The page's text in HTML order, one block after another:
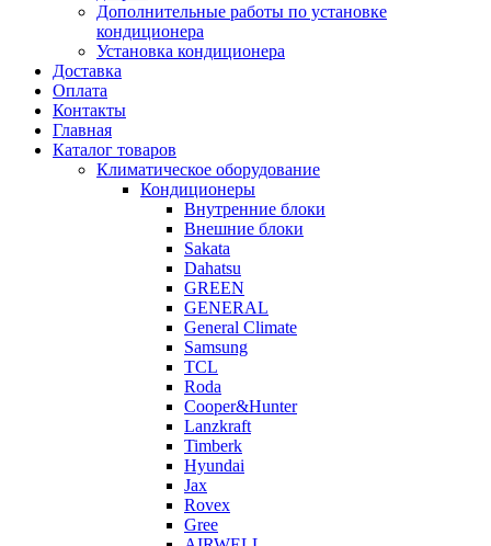
Дополнительные работы по установке
кондиционера
Установка кондиционера
Доставка
Оплата
Контакты
Главная
Каталог товаров
Климатическое оборудование
Кондиционеры
Внутренние блоки
Внешние блоки
Sakata
Dahatsu
GREEN
GENERAL
General Climate
Samsung
TCL
Roda
Cooper&Hunter
Lanzkraft
Timberk
Hyundai
Jax
Rovex
Gree